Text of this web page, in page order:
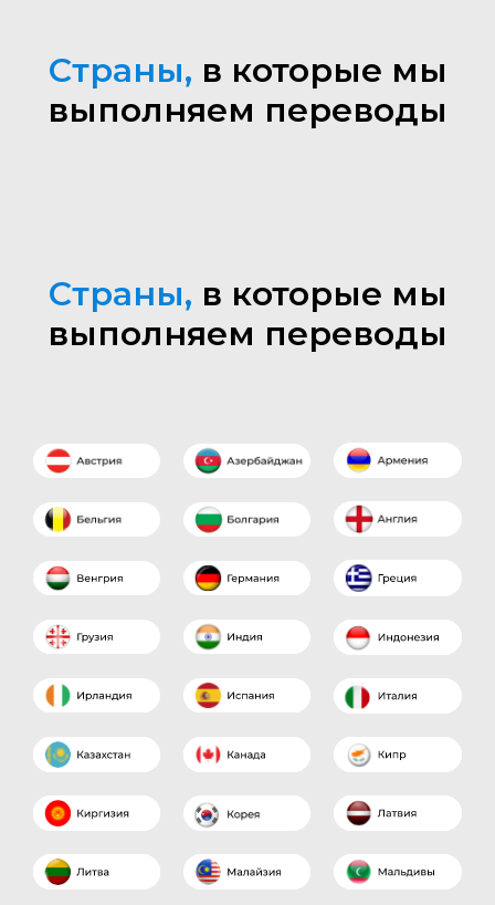
Страны, в которые мы
выполняем переводы
Страны, в которые мы
выполняем переводы